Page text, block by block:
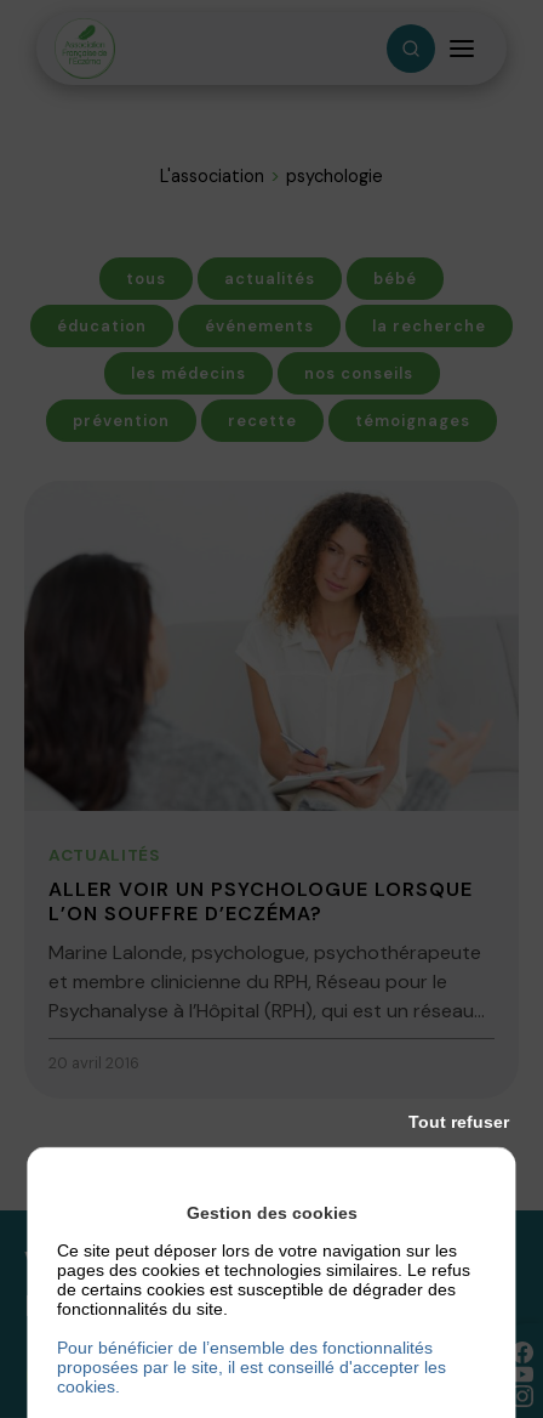
L'association psychologie
tous actualités bébé
éducation événements la recherche
les médecins nos conseils
prévention recette témoignages
ACTUALITÉS
ALLER VOIR UN PSYCHOLOGUE LORSQUE
L’ON SOUFFRE D’ECZÉMA?
Marine Lalonde, psychologue, psychothérapeute
et membre clinicienne du RPH, Réseau pour le
Psychanalyse à l’Hôpital (RPH), qui est un réseau...
20 avril 2016
Vous souhaitez rejoindre
l’association ou faire un don ?
NOUS REJOINDRE
Gestion des cookies
Ce site peut déposer lors de votre navigation sur les
pages des cookies et technologies similaires. Le refus
de certains cookies est susceptible de dégrader des
fonctionnalités du site.
Pour bénéficier de l’ensemble des fonctionnalités
proposées par le site, il est conseillé d'accepter les
cookies.
Tout refuser